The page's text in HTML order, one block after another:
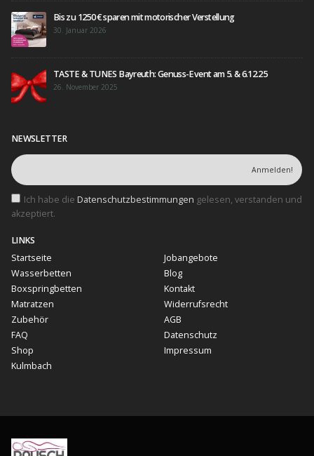
Bis zu 1250 € sparen mit motorischer Verstellung
30. Januar 2026
TASTE & TUNES Bayreuth: Genuss-Event am 5. & 6.12.25
26. November 2025
NEWSLETTER
Ich habe die Datenschutzbestimmungen gelesen, verstanden und
akzeptiert.
LINKS
Startseite
Wasserbetten
Boxspringbetten
Matratzen
Zubehör
FAQ
Shop
Kulmbach
Jobangebote
Blog
Kontakt
Widerrufsrecht
AGB
Datenschutz
Impressum